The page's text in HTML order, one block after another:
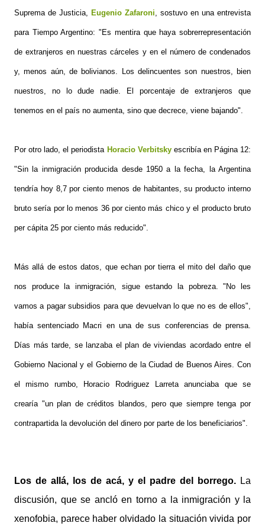
Suprema de Justicia, Eugenio Zafaroni, sostuvo en una entrevista
para Tiempo Argentino: " Es mentira que haya sobrerrepresentación
de extranjeros en nuestras cárceles y en el número de condenados
y, menos aún, de bolivianos. Los delincuentes son nuestros, bien
nuestros, no lo dude nadie. El porcentaje de extranjeros que
tenemos en el país no aumenta, sino que decrece, viene bajando".
Por otro lado, el periodista Horacio Verbitskyescribía en Página 12:
"Sin la inmigración producida desde 1950 a la fecha, la Argentina
tendría hoy 8,7 por ciento menos de habitantes, su producto interno
bruto sería por lo menos 36 por ciento más chico y el producto bruto
per cápita 25 por ciento más reducido".
Más allá de estos datos, que echan por tierra el mito del daño que
nos produce la inmigración, sigue estando la pobreza. " No les
vamos a pagarsubsidios para que devuelvan lo que no es de ellos",
había sentenciado Macri en una de sus conferencias de prensa.
Días más tarde, se lanzaba el plan de viviendas acordado entre el
Gobierno Nacional y el Gobierno de la Ciudad de Buenos Aires. Con
el mismo rumbo, Horacio Rodriguez Larreta anunciaba que se
crearía "un plan de créditos blandos, pero que siempre tenga por
contrapartida la devolución del dinero por parte de los beneficiarios".
Los de allá, los de acá, y el padre del borrego. La
discusión, que se ancló en torno a la inmigración y la
xenofobia, parece haber olvidado la situación vivida por